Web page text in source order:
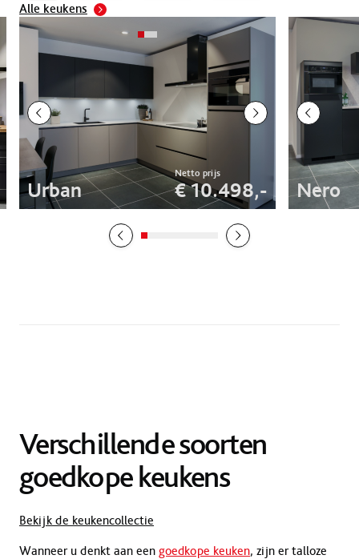
Alle keukens
Urban € 10.498,- Nero
Verschillende soorten
goedkope keukens
Bekijk de keukencollectie
Wanneer u denkt aan een goedkope keuken, zijn er talloze